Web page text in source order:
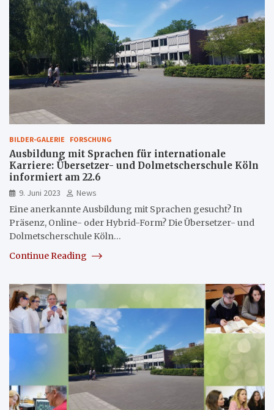
BILDER-GALERIE FORSCHUNG
Ausbildung mit Sprachen für internationale
Karriere: Übersetzer- und Dolmetscherschule Köln
informiert am 22.6
9. Juni 2023
News
Eine anerkannte Ausbildung mit Sprachen gesucht? In
Präsenz, Online- oder Hybrid-Form? Die Übersetzer- und
Dolmetscherschule Köln…
Continue Reading